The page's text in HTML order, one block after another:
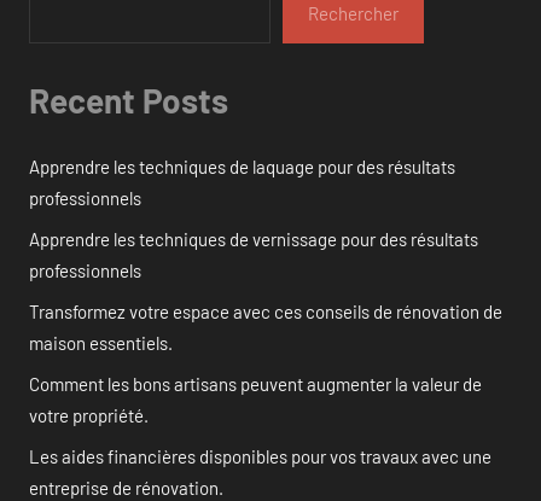
Rechercher
Recent Posts
Apprendre les techniques de laquage pour des résultats
professionnels
Apprendre les techniques de vernissage pour des résultats
professionnels
Transformez votre espace avec ces conseils de rénovation de
maison essentiels.
Comment les bons artisans peuvent augmenter la valeur de
votre propriété.
Les aides financières disponibles pour vos travaux avec une
entreprise de rénovation.